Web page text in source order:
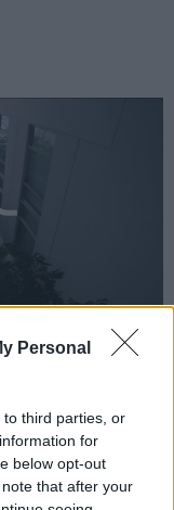
Personal
third parties, or
for
below opt-out
that after your
(39 εκατ.
κέρδη προ φόρων,